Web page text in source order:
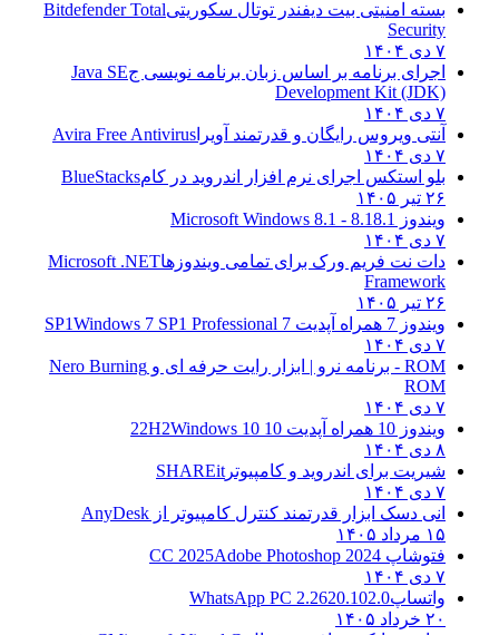
بسته امنیتی بیت دیفندر توتال سکوریتیBitdefender Total
Security
۷ دی ۱۴۰۴
اجرای برنامه بر اساس زبان برنامه نویسی جJava SE
Development Kit (JDK)
۷ دی ۱۴۰۴
آنتی ویروس رایگان و قدرتمند آویرا Avira Free Antivirus
۷ دی ۱۴۰۴
بلو استکس اجرای نرم افزار اندروید در کامBlueStacks
۲۶ تیر ۱۴۰۵
ویندوز 8.1
8.1 - Microsoft Windows 8.1
۷ دی ۱۴۰۴
دات نت فریم ورک برای تمامی ویندوزهاMicrosoft .NET
Framework
۲۶ تیر ۱۴۰۵
ویندوز 7 همراه آپدیت 7 SP1
Windows 7 SP1 Professional
۷ دی ۱۴۰۴
ROM - برنامه نرو | ابزار رایت حرفه ای و
Nero Burning
ROM
۷ دی ۱۴۰۴
ویندوز 10 همراه آپدیت 10 22H2
Windows 10
۸ دی ۱۴۰۴
شیریت برای اندروید و کامپیوتر SHAREit
۷ دی ۱۴۰۴
انی دسک ابزار قدرتمند کنترل کامپیوتر از AnyDesk
۱۵ مرداد ۱۴۰۵
فتوشاپ CC 2025 Adobe Photoshop 2024
۷ دی ۱۴۰۴
واتساپWhatsApp PC 2.2620.102.0
۲۰ خرداد ۱۴۰۵